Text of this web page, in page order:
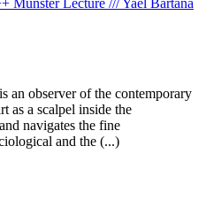
an observer of the contemporary
as a scalpel inside the
navigates the fine
and the (...)